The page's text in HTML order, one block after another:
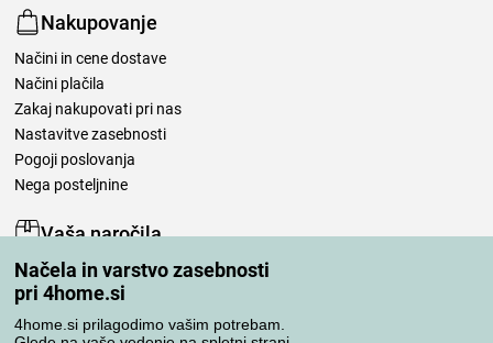
Načela in varstvo zasebnosti
pri 4home.si
4home.si prilagodimo vašim potrebam.
Nakupovanje
Načini in cene dostave
Načini plačila
Zakaj nakupovati pri nas
Nastavitve zasebnosti
Pogoji poslovanja
Nega posteljnine
Vaša naročila
Moj račun
Pregled naročil
Reklamacija